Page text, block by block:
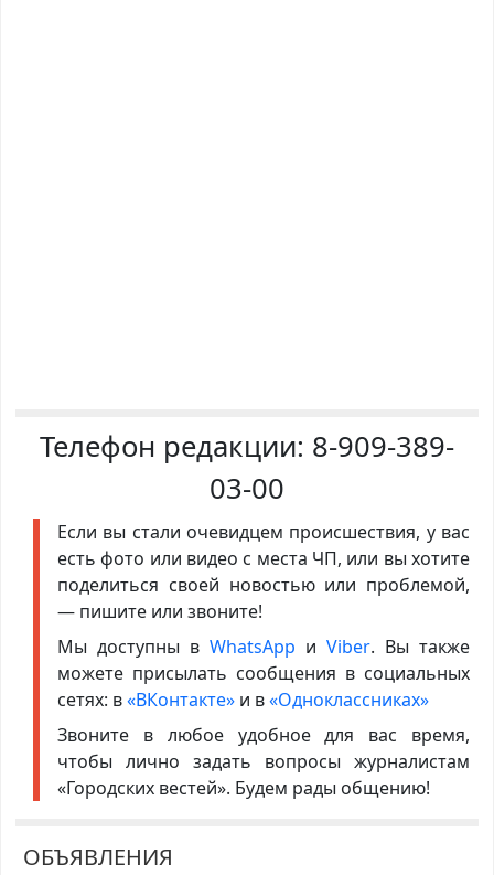
Телефон редакции: 8-909-389-
03-00
Если вы стали очевидцем происшествия, у вас
есть фото или видео с места ЧП, или вы хотите
поделиться своей новостью или проблемой,
— пишите или звоните!
Мы доступны в WhatsApp иViber. Вы также
можете присылать сообщения в социальных
сетях: в«ВКонтакте»и в«Одноклассниках»
Звоните в любое удобное для вас время,
чтобы лично задать вопросы журналистам
«Городских вестей». Будем рады общению!
ОБЪЯВЛЕНИЯ